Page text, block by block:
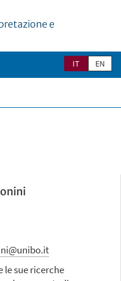
e
IT EN
le sue ricerche